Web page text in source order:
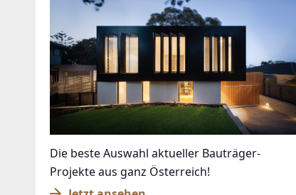
Die beste Auswahl aktueller Bauträger-
Projekte aus ganz Österreich!